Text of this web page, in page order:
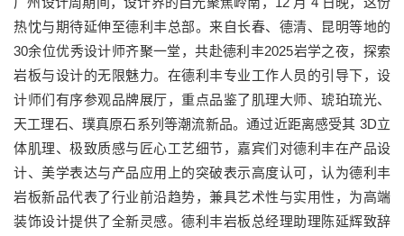
热忱与期待延伸至德利丰总部。来自长春、德清、昆明等地的
30余位优秀设计师齐聚一堂，共赴德利丰2025岩学之夜，探索
岩板与设计的无限魅力。在德利丰专业工作人员的引导下，设
计师们有序参观品牌展厅，重点品鉴了肌理大师、琥珀琉光、
天工理石、璞真原石系列等潮流新品。通过近距离感受其 3D立
体肌理、极致质感与匠心工艺细节，嘉宾们对德利丰在产品设
计、美学表达与产品应用上的突破表示高度认可，认为德利丰
岩板新品代表了行业前沿趋势，兼具艺术性与实用性，为高端
装饰设计提供了全新灵感。德利丰岩板总经理助理陈延辉致辞